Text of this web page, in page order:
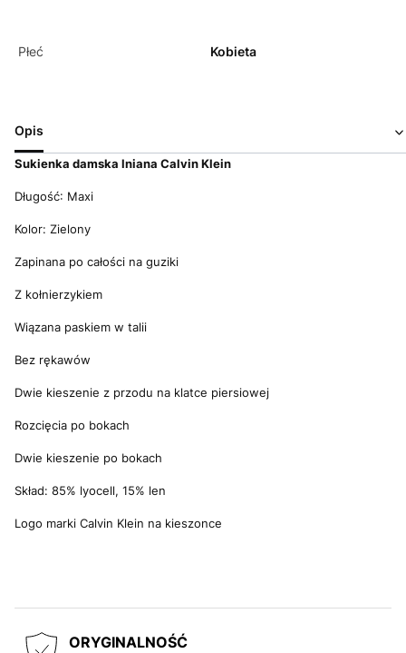
Płeć Kobieta
Opis
Sukienka damska lniana Calvin Klein
Długość: Maxi
Kolor: Zielony
Zapinana po całości na guziki
Z kołnierzykiem
Wiązana paskiem w talii
Bez rękawów
Dwie kieszenie z przodu na klatce piersiowej
Rozcięcia po bokach
Dwie kieszenie po bokach
Skład: 85% lyocell, 15% len
Logo marki Calvin Klein na kieszonce
ORYGINALNOŚĆ